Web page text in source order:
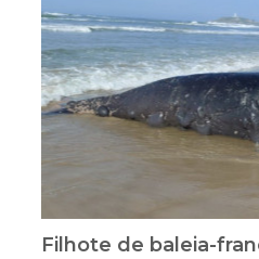
Filhote de baleia-